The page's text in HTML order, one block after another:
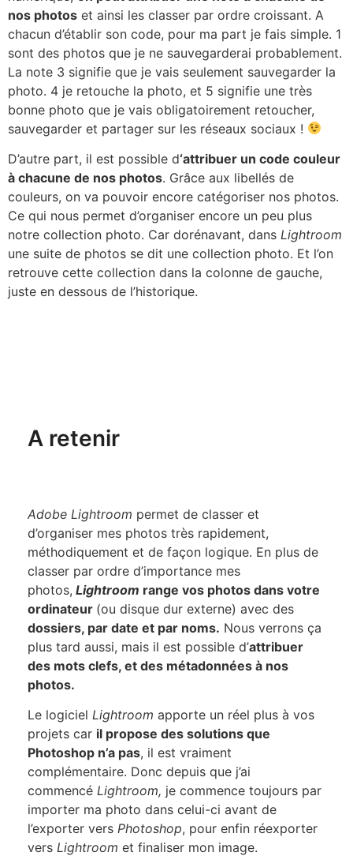
nos photos et ainsi les classer par ordre croissant. A
chacun d’établir son code, pour ma part je fais simple. 1
sont des photos que je ne sauvegarderai probablement.
La note 3 signifie que je vais seulement sauvegarder la
photo. 4 je retouche la photo, et 5 signifie une très
bonne photo que je vais obligatoirement retoucher,
sauvegarder et partager sur les réseaux sociaux !
D’autre part, il est possible d‘attribuer un code couleur
à chacune de nos photos. Grâce aux libellés de
couleurs, on va pouvoir encore catégoriser nos photos.
Ce qui nous permet d’organiser encore un peu plus
notre collection photo. Car dorénavant, dans Lightroom
une suite de photos se dit une collection photo. Et l’on
retrouve cette collection dans la colonne de gauche,
juste en dessous de l’historique.
A retenir
Adobe Lightroom permet de classer et
d’organiser mes photos très rapidement,
méthodiquement et de façon logique. En plus de
classer par ordre d’importance mes
photos, Lightroom range vos photos dans votre
ordinateur (ou disque dur externe) avec des
dossiers, par date et par noms. Nous verrons ça
plus tard aussi, mais il est possible d’attribuer
des mots clefs, et des métadonnées à nos
photos.
Le logiciel Lightroom apporte un réel plus à vos
projets car il propose des solutions que
Photoshop n’a pas, il est vraiment
complémentaire. Donc depuis que j’ai
commencé Lightroom, je commence toujours par
importer ma photo dans celui-ci avant de
l’exporter vers Photoshop, pour enfin réexporter
vers Lightroom et finaliser mon image.